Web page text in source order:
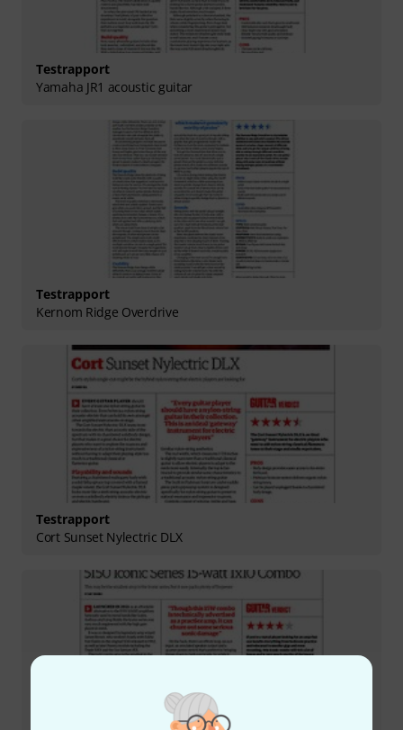
Testrapport
Yamaha JR1 acoustic guitar
Testrapport
Kernom Ridge Overdrive
Testrapport
Cort Sunset Nylectric DLX